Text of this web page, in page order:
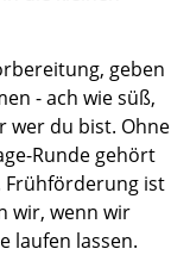
geben
- ach wie süß,
wer du bist. Ohne
Runde gehört
Frühförderung ist
wir, wenn wir
laufen lassen.